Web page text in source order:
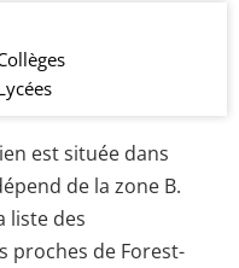
est située dans
de la zone B.
liste des
proches de Forest-